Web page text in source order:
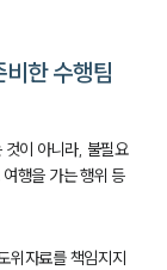
한 수행팀
것이 아니라, 불필요
행을 가는 행위 등
위자료를 책임지지